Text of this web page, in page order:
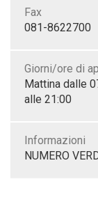
Fax
081-8622700
Giorni/ore di
Mattina dalle
alle 21:00
Informazioni
NUMERO